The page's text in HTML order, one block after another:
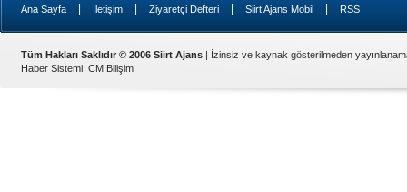
Ana Sayfa İletişim Ziyaretçi Defteri Siirt Ajans Mobil RSS
Tüm Hakları Saklıdır © 2006 Siirt Ajans | İzinsiz ve kaynak gösterilmeden
Haber Sistemi: CM Bilişim